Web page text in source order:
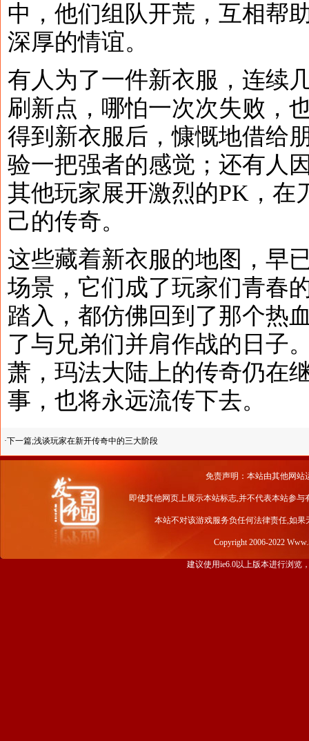
中，他们组队开荒，互相帮
深厚的情谊。
有人为了一件新衣服，连续
刷新点，哪怕一次次失败，
得到新衣服后，慷慨地借给
验一把强者的感觉；还有人
其他玩家展开激烈的PK，在
己的传奇。
这些藏着新衣服的地图，早
场景，它们成了玩家们青春
踏入，都仿佛回到了那个热
了与兄弟们并肩作战的日子
萧，玛法大陆上的传奇仍在
事，也将永远流传下去。
·下一篇;浅谈玩家在新开传奇中的三大阶段
免责声明：本站由其他网站
即使其他网页上展示本站标志,并不代表本站参
本站不对该游戏服务负任何法律责任,如
Copyright 2006-2022
建议使用ie6.0以上版本进行浏览